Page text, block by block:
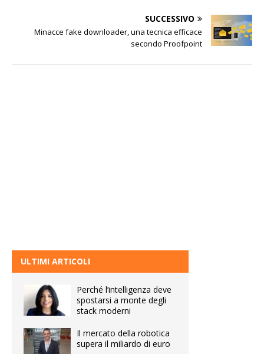
SUCCESSIVO
Minacce fake downloader, una tecnica efficace
secondo Proofpoint
ULTIMI ARTICOLI
Perché l’intelligenza deve
spostarsi a monte degli
stack moderni
Il mercato della robotica
supera il miliardo di euro